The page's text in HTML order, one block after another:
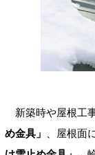
新築時や屋根工
め金具」
、屋根面